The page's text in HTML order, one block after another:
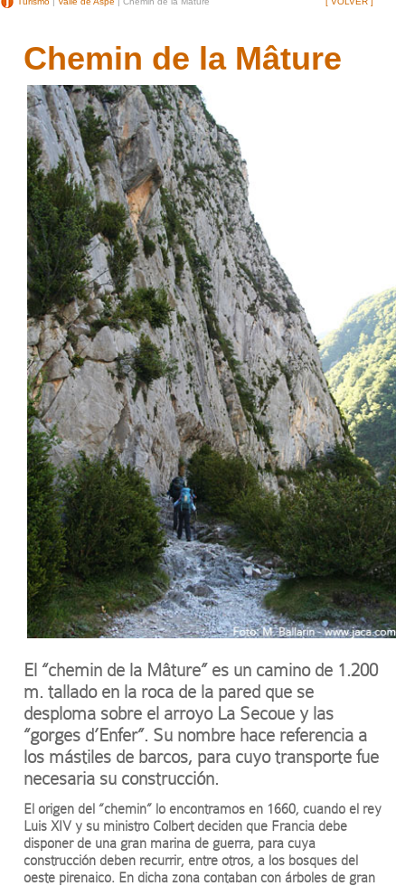
Chemin de la Mâture
El “chemin de la Mâture” es un camino de 1.200
m. tallado en la roca de la pared que se
desploma sobre el arroyo La Secoue y las
“gorges d’Enfer”. Su nombre hace referencia a
los mástiles de barcos, para cuyo transporte fue
necesaria su construcción.
El origen del “chemin” lo encontramos en 1660, cuando el rey
Luis XIV y su ministro Colbert deciden que Francia debe
disponer de una gran marina de guerra, para cuya
construcción deben recurrir, entre otros, a los bosques del
oeste pirenaico. En dicha zona contaban con árboles de gran